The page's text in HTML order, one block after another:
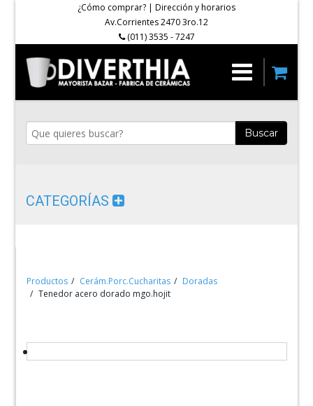
¿Cómo comprar? | Dirección y horarios
Av.Corrientes 2470 3ro.12
(011) 3535 - 7247
Buscar
CATEGORÍAS
Productos Cerám.Porc.Cucharitas
Doradas
Tenedor acero dorado mgo.hojit